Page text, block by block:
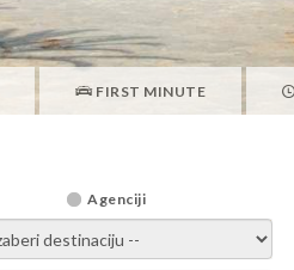
FIRST MINUTE
Agenciji
destinaciju -